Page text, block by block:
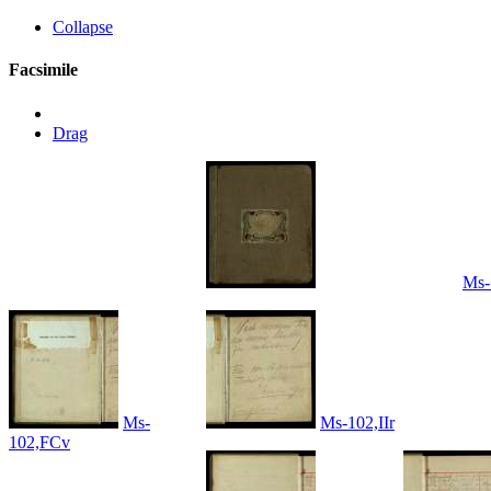
Collapse
Facsimile
Drag
Ms-
102,FCv
Ms-102,IIr